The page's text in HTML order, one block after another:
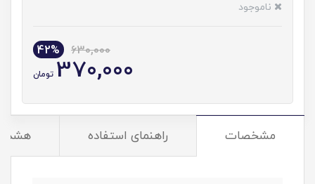
ناموجود
630,000
42%
370,000 تومان
مشخصات راهنمای استفاده